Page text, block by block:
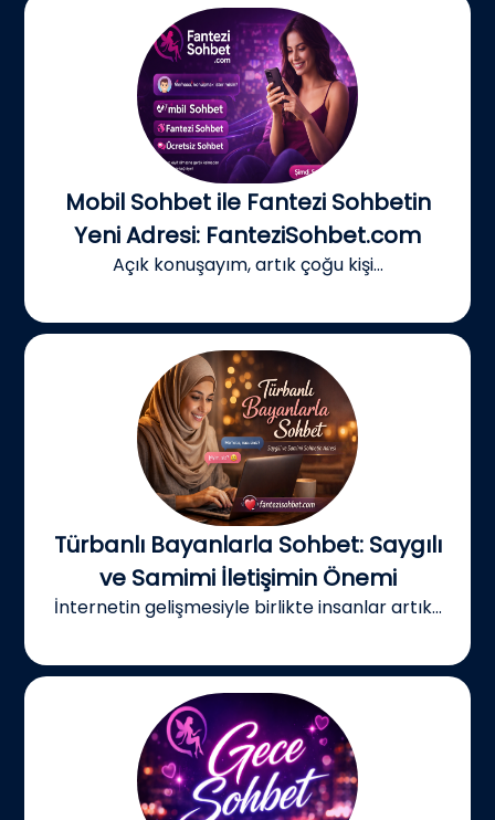
Mobil Sohbet ile Fantezi Sohbetin
Yeni Adresi: FanteziSohbet.com
Açık konuşayım, artık çoğu kişi...
Türbanlı Bayanlarla Sohbet: Saygılı
ve Samimi İletişimin Önemi
İnternetin gelişmesiyle birlikte insanlar artık...